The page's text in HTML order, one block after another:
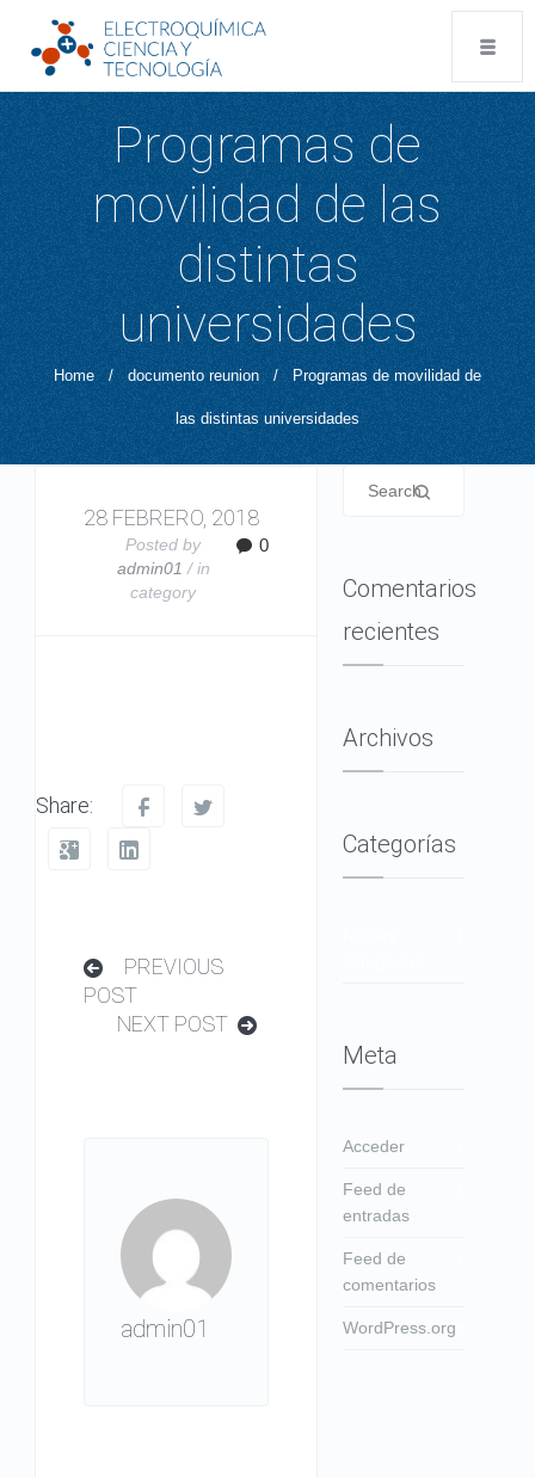
Programas de
movilidad de las
distintas
universidades
Home / documento reunion / Programas de movilidad de
las distintas universidades
28 FEBRERO, 2018
Posted by
admin01 / in
category
0
Share:
PREVIOUS
POST
NEXT POST
admin01
Comentarios
recientes
Archivos
Categorías
Meta
Acceder
Feed de
entradas
Feed de
comentarios
WordPress.org